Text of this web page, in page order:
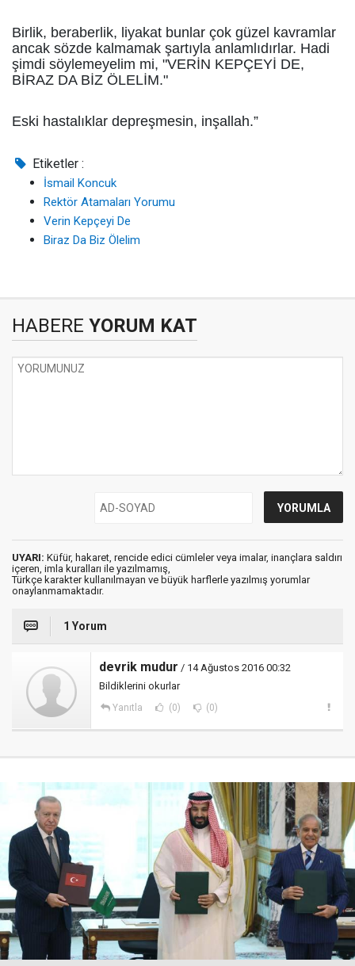
Birlik, beraberlik, liyakat bunlar çok güzel kavramlar
ancak sözde kalmamak şartıyla anlamlıdırlar. Hadi
şimdi söylemeyelim mi, "VERİN KEPÇEYİ DE,
BİRAZ DA BİZ ÖLELİM."
Eski hastalıklar depreşmesin, inşallah.”
Etiketler :
İsmail Koncuk
Rektör Atamaları Yorumu
Verin Kepçeyi De
Biraz Da Biz Ölelim
HABERE YORUM KAT
UYARI: Küfür, hakaret, rencide edici cümleler veya imalar, inançlara saldırı
içeren, imla kuralları ile yazılmamış,
Türkçe karakter kullanılmayan ve büyük harflerle yazılmış yorumlar
onaylanmamaktadır.
1 Yorum
devrik mudur / 14 Ağustos 2016 00:32
Bildiklerini okurlar
Yanıtla (0) (0)